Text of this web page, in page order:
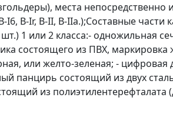
места
B-Ir, B-II, В-IIа.);Составные
1 или 2 класса:- одножильная
состоящего из ПВХ, маркировка
или желто-зеленая; -
панцирь состоящий из двух
из